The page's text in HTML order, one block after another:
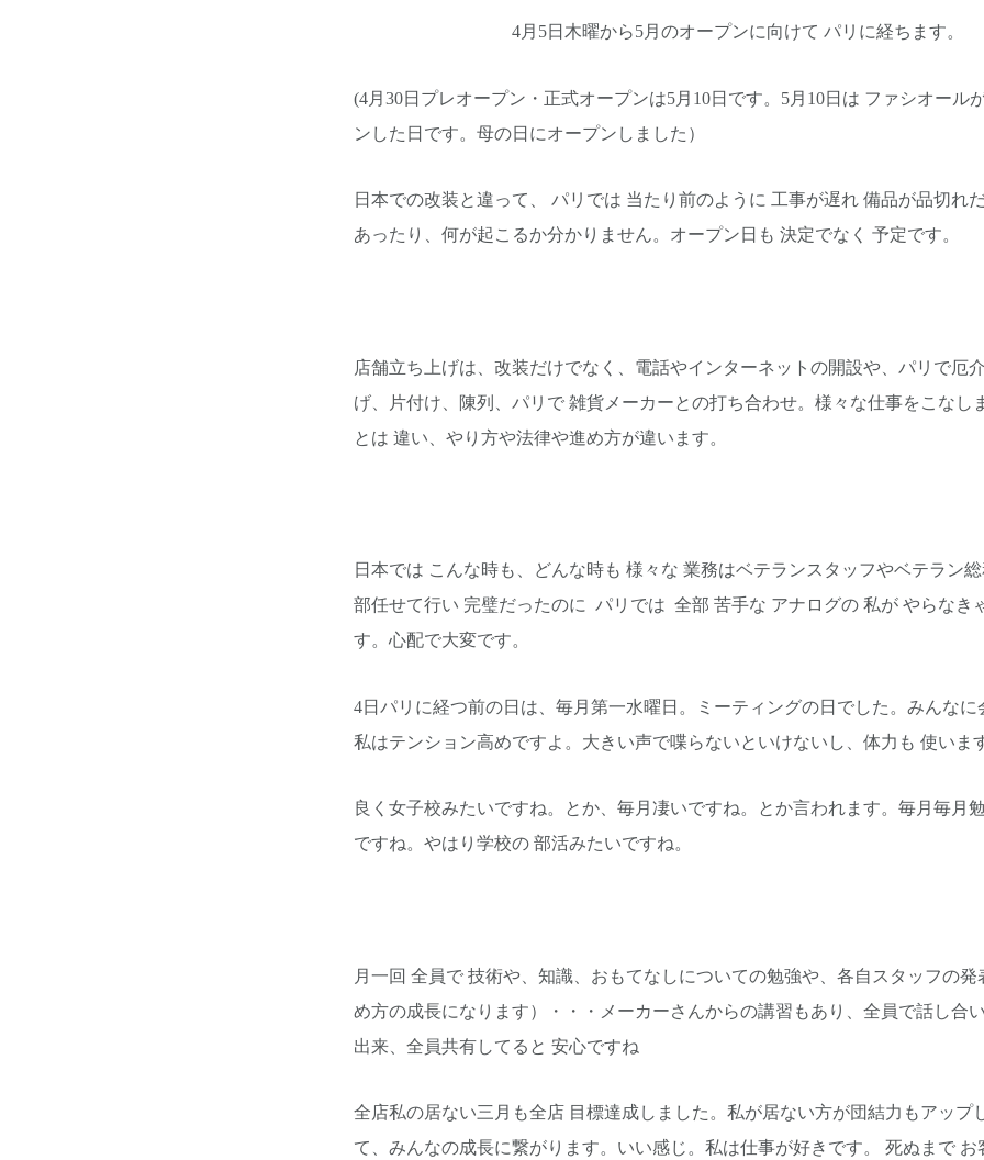
4月5日木曜から5月のオープンに向けて パリに経ちます。
(4月30日プレオープン・正式オープンは5月10日です。5月10日は ファシオール
ンした日です。母の日にオープンしました）
日本での改装と違って、 パリでは 当たり前のように 工事が遅れ 備品が品切れ
あったり、何が起こるか分かりません。オープン日も 決定でなく 予定です。
店舗立ち上げは、改装だけでなく、電話やインターネットの開設や、パリで厄
げ、片付け、陳列、パリで 雑貨メーカーとの打ち合わせ。様々な仕事をこなし
とは 違い、やり方や法律や進め方が違います。
日本では こんな時も、どんな時も 様々な 業務はベテランスタッフやベテラン
部任せて行い 完璧だったのに パリでは 全部 苦手な アナログの 私が やらなき
す。心配で大変です。
4日パリに経つ前の日は、毎月第一水曜日。ミーティングの日でした。みんなに
私はテンション高めですよ。大きい声で喋らないといけないし、体力も 使いま
良く女子校みたいですね。とか、毎月凄いですね。とか言われます。毎月毎月
ですね。やはり学校の 部活みたいですね。
月一回 全員で 技術や、知識、おもてなしについての勉強や、各自スタッフの発
め方の成長になります）・・・メーカーさんからの講習もあり、全員で話し合
出来、全員共有してると 安心ですね
全店私の居ない三月も全店 目標達成しました。私が居ない方が団結力もアップ
て、みんなの成長に繋がります。いい感じ。私は仕事が好きです。 死ぬまで お